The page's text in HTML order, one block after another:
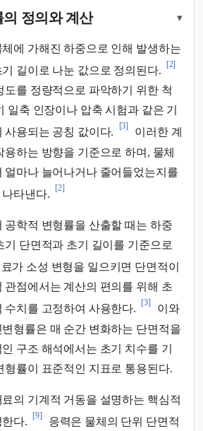
정의와 계산 ▾
에 가해진 하중으로 인해 발생하는
길이로 나눈 값으로 정의된다.
[2]
도를 정량적으로 파악하기 위한 척
일축 인장이나 압축 시험과 같은 기
사용되는 공칭 값이다.
[3]
이러한 계
하는 방향을 기준으로 하며, 물체
얼마나 늘어나거나 줄어들었는지를
타낸다.
[2]
공학적 변형률을 산출할 때는 하중
기 단면적과 초기 길이를 기준으로
가 소성 변형을 일으키면 단면적이
관점에서는 계산의 편의를 위해 초
수치를 고정하여 사용한다.
[3]
이와
형률은 매 순간 변화하는 단면적을
구조 해석에서는 초기 치수를 기
형률이 표준적인 지표로 통용된다.
의 기계적 거동을 설명하는 핵심적
다.
[9]
응력은 물체의 단위 단면적